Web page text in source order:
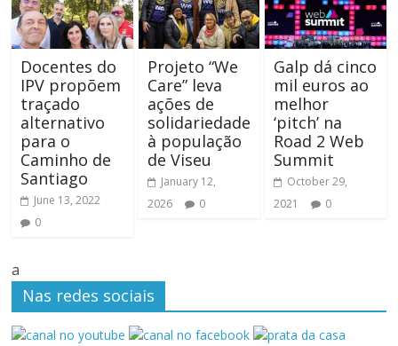
Docentes do
IPV propõem
traçado
alternativo
para o
Caminho de
Santiago
June 13, 2022
0
Projeto “We
Care” leva
ações de
solidariedade
à população
de Viseu
January 12,
2026
0
Galp dá cinco
mil euros ao
melhor
‘pitch’ na
Road 2 Web
Summit
October 29,
2021
0
a
Nas redes sociais